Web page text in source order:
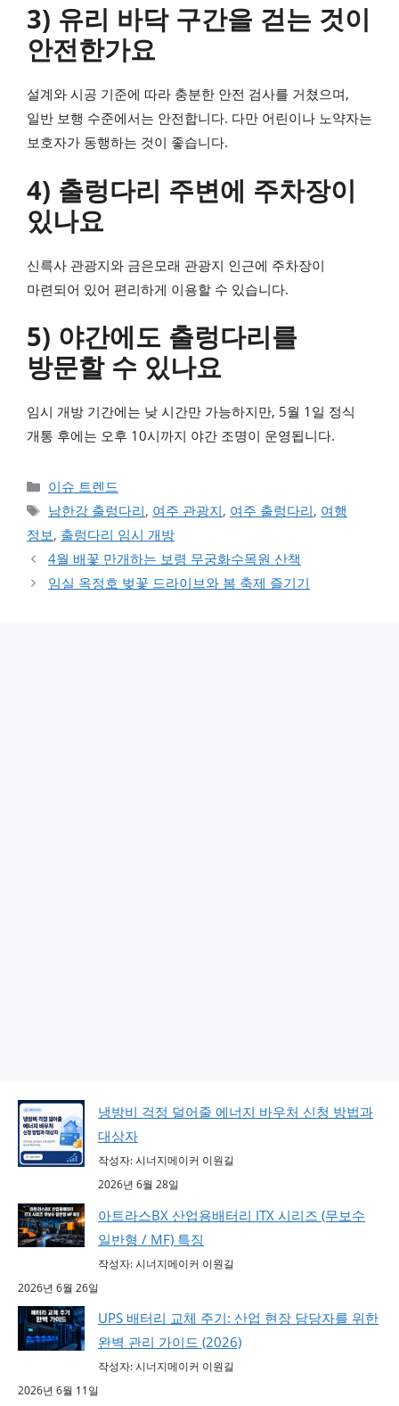
3) 유리 바닥 구간을 걷는 것이
안전한가요
설계와 시공 기준에 따라 충분한 안전 검사를 거쳤으며,
일반 보행 수준에서는 안전합니다. 다만 어린이나 노약자는
보호자가 동행하는 것이 좋습니다.
4) 출렁다리 주변에 주차장이
있나요
신륵사 관광지와 금은모래 관광지 인근에 주차장이
마련되어 있어 편리하게 이용할 수 있습니다.
5) 야간에도 출렁다리를
방문할 수 있나요
임시 개방 기간에는 낮 시간만 가능하지만, 5월 1일 정식
개통 후에는 오후 10시까지 야간 조명이 운영됩니다.
카테고리
이슈 트렌드
태그
남한강 출렁다리, 여주 관광지, 여주 출렁다리, 여행
정보, 출렁다리 임시 개방
4월 배꽃 만개하는 보령 무궁화수목원 산책
임실 옥정호 벚꽃 드라이브와 봄 축제 즐기기
냉방비 걱정 덜어줄 에너지 바우처 신청 방법과
대상자
작성자: 시너지메이커 이원길
2026년 6월 28일
아트라스BX 산업용배터리 ITX 시리즈 (무보수
일반형 / MF) 특징
작성자: 시너지메이커 이원길
2026년 6월 26일
UPS 배터리 교체 주기: 산업 현장 담당자를 위한
완벽 관리 가이드 (2026)
작성자: 시너지메이커 이원길
2026년 6월 11일